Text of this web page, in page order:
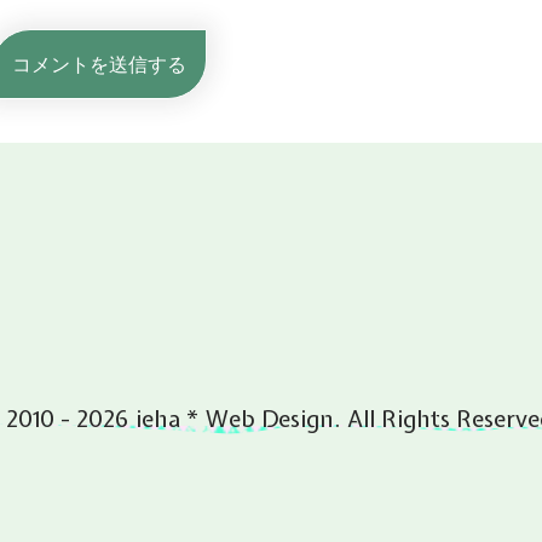
- 2026 ieha * Web Design. All Rights